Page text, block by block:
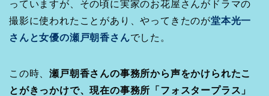
っていますが、その頃に実家のお花屋さんがドラマの
撮影に使われたことがあり、やってきたのが堂本光一
さんと女優の瀬戸朝香さんでした。
この時、瀬戸朝香さんの事務所から声をかけられたこ
とがきっかけで、現在の事務所「フォスタープラス」